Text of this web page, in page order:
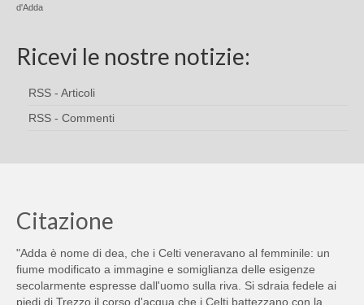
d'Adda
Ricevi le nostre notizie:
RSS - Articoli
RSS - Commenti
Citazione
"Adda è nome di dea, che i Celti veneravano al femminile: un
fiume modificato a immagine e somiglianza delle esigenze
secolarmente espresse dall'uomo sulla riva. Si sdraia fedele ai
piedi di Trezzo il corso d'acqua che i Celti battezzano con la